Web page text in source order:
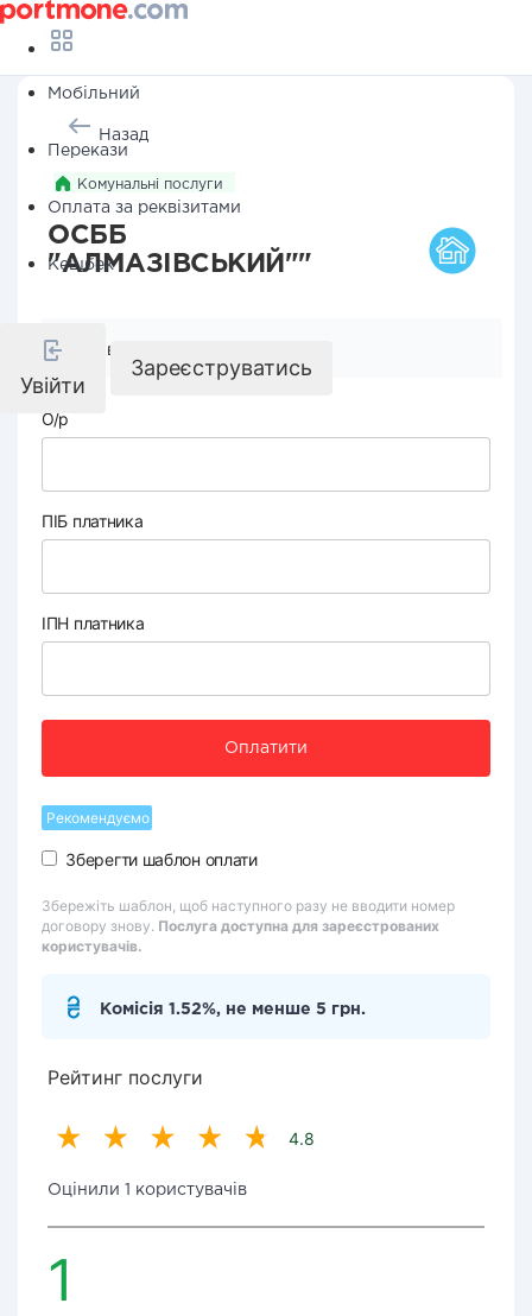
Мобільний
Перекази
Оплата за реквізитами
Кешбек
Увійти
Зареєструватись
Назад
Комунальні послуги
ОСББ
"АЛМАЗІВСЬКИЙ""
Реквізити компанії
О/р
ПІБ платника
ІПН платника
Оплатити
Рекомендуємо
Зберегти шаблон оплати
Збережіть шаблон, щоб наступного разу не вводити номер
договору знову. Послуга доступна для зареєстрованих
користувачів.
Комісія 1.52%, не менше 5 грн.
Рейтинг послуги
4.8
Оцінили 1 користувачів
1